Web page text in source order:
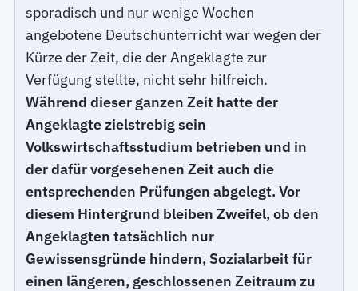
sporadisch und nur wenige Wochen
angebotene Deutschunterricht war wegen der
Kürze der Zeit, die der Angeklagte zur
Verfügung stellte, nicht sehr hilfreich.
Während dieser ganzen Zeit hatte der
Angeklagte zielstrebig sein
Volkswirtschaftsstudium betrieben und in
der dafür vorgesehenen Zeit auch die
entsprechenden Prüfungen abgelegt. Vor
diesem Hintergrund bleiben Zweifel, ob den
Angeklagten tatsächlich nur
Gewissensgründe hindern, Sozialarbeit für
einen längeren, geschlossenen Zeitraum zu